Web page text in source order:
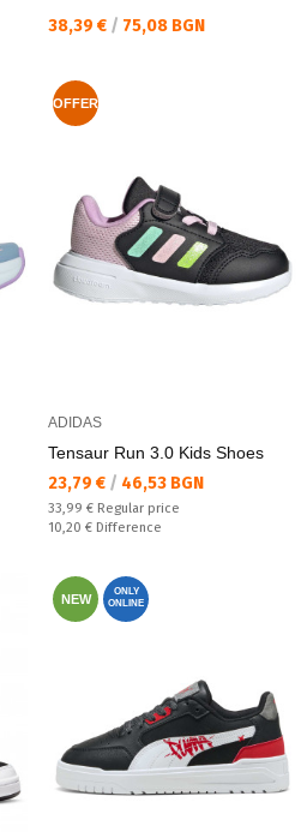
Текуща цена:
38,39 € / 75,08 BGN
OFFER
ADIDAS
Tensaur Run 3.0 Kids Shoes
Текуща цена:
23,79 € / 46,53 BGN
Regular price:
33,99 € Regular price
Спестявате:
10,20 € Difference
NEW
ONLY
ONLINE